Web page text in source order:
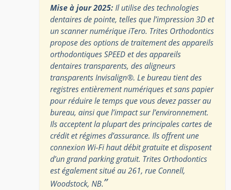
Mise à jour 2025:Il utilise des technologies
dentaires de pointe, telles que l’impression 3D et
un scanner numérique iTero. Trites Orthodontics
propose des options de traitement des appareils
orthodontiques SPEED et des appareils
dentaires transparents, des aligneurs
transparents Invisalign®. Le bureau tient des
registres entièrement numériques et sans papier
pour réduire le temps que vous devez passer au
bureau, ainsi que l’impact sur l’environnement.
Ils acceptent la plupart des principales cartes de
crédit et régimes d’assurance. Ils offrent une
connexion Wi-Fi haut débit gratuite et disposent
d’un grand parking gratuit. Trites Orthodontics
est également situé au 261, rue Connell,
Woodstock, NB.”